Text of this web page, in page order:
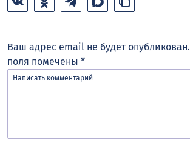
Ваш адрес email не будет опубликован.
поля помечены *